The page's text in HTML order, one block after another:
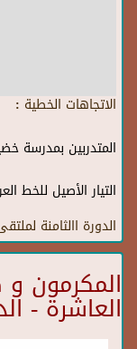
الاتجاهات الخطية :
المتدربين بمدرسة
التيار الأصيل للخط
الدورة االثامنة
المكرمون
العاشرة -